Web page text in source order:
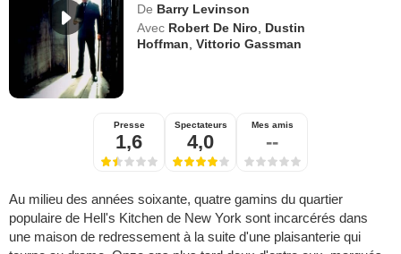
De Barry Levinson
Avec Robert De Niro
Dustin
Hoffman ,Vittorio Gassman
Presse
1,6
Spectateurs
4,0
Mes amis
--
Au milieu des années soixante, quatre gamins du quartier
populaire de Hell's Kitchen de New York sont incarcérés dans
une maison de redressement à la suite d'une plaisanterie qui